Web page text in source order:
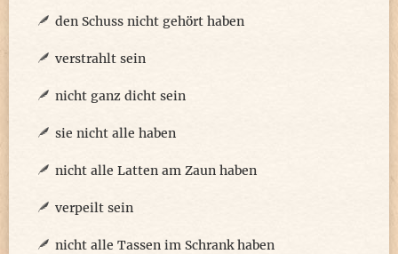
den Schuss nicht gehört haben
verstrahlt sein
nicht ganz dicht sein
sie nicht alle haben
nicht alle Latten am Zaun haben
verpeilt sein
nicht alle Tassen im Schrank haben